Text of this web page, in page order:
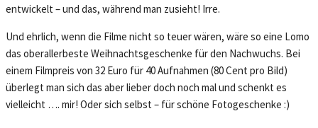
entwickelt – und das, während man zusieht! Irre.
Und ehrlich, wenn die Filme nicht so teuer wären, wäre so eine Lomo
das oberallerbeste Weihnachtsgeschenke für den Nachwuchs. Bei
einem Filmpreis von 32 Euro für 40 Aufnahmen (80 Cent pro Bild)
überlegt man sich das aber lieber doch noch mal und schenkt es
vielleicht …. mir! Oder sich selbst – für schöne Fotogeschenke :)